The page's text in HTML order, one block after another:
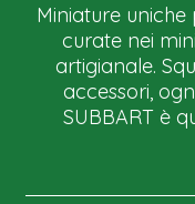
Miniature
curate nei
artigianale.
accessori,
SUBBART è